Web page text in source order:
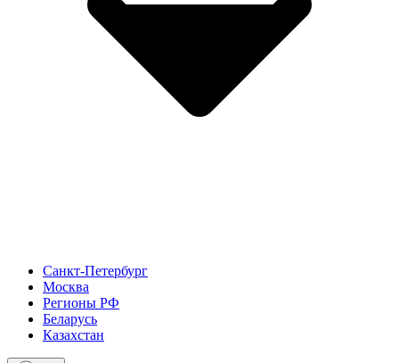
Санкт-Петербург
Москва
Регионы РФ
Беларусь
Казахстан